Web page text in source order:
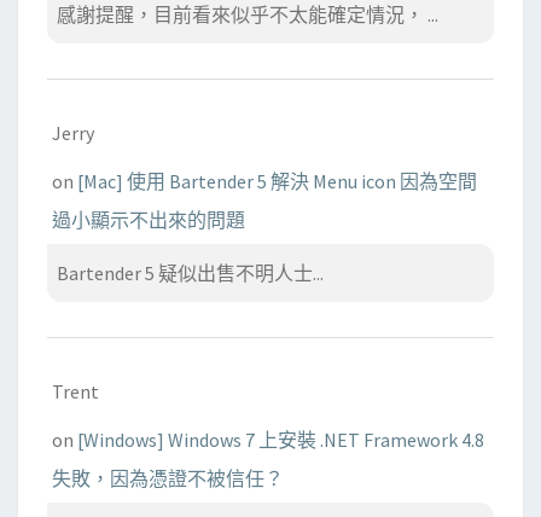
感謝提醒，目前看來似乎不太能確定情況， ...
Jerry
on [Mac] 使用 Bartender 5 解決 Menu icon 因為空間
過小顯示不出來的問題
Bartender 5 疑似出售不明人士...
Trent
on [Windows] Windows 7 上安裝 .NET Framework 4.8
失敗，因為憑證不被信任？